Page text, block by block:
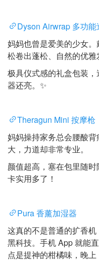
Dyson Airwrap 多功能
妈妈也曾是爱美的少女
松卷出蓬松、自然的优雅
极具仪式感的礼盒包装
器还亮。✨
Theragun Mini 按摩枪
妈妈操持家务总会腰酸
大，力道却非常专业。
颜值超高，塞在包里随
卡实用多了！
Pura 香薰加湿器
这真的不是普通的扩香
黑科技。手机 App 就能
点是提神的柑橘味，晚上